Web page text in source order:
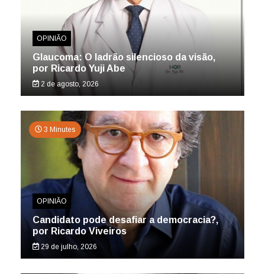
OPINIÃO
Glaucoma: O ladrão silencioso da visão,
por Ricardo Yuji Abe
2 de agosto, 2026
3 Minutes
OPINIÃO
Candidato pode desafiar a democracia?,
por Ricardo Viveiros
29 de julho, 2026